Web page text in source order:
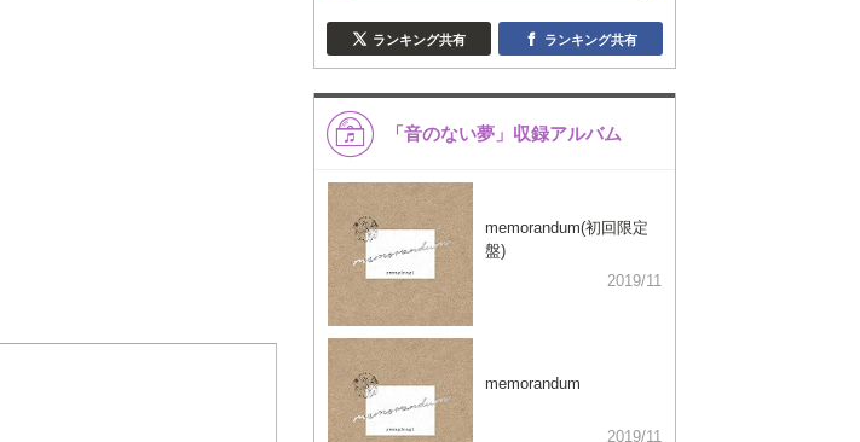
ランキング共有 ランキング共有
「音のない夢」収録アルバム
memorandum(初回限定
盤)
2019/11
memorandum
2019/11